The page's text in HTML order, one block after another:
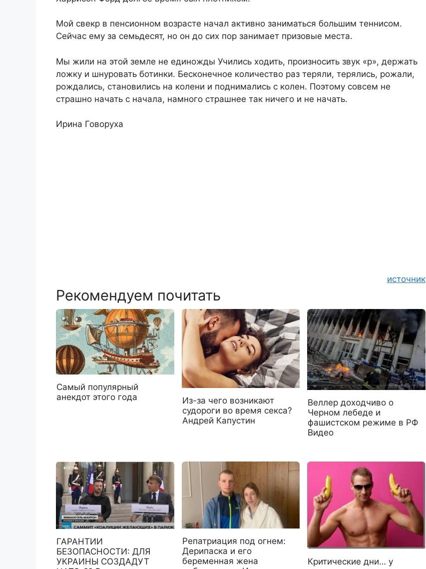
Мой свекр в пенсионном возрасте начал активно заниматься большим теннисом.
Сейчас ему за семьдесят, но он до сих пор занимает призовые места.
Мы жили на этой земле не единожды Учились ходить, произносить звук «р», держать
ложку и шнуровать ботинки. Бесконечное количество раз теряли, терялись, рожали,
рождались, становились на колени и поднимались с колен. Поэтому совсем не
страшно начать с начала, намного страшнее так ничего и не начать.
Ирина Говоруха
источник
Рекомендуем почитать
Самый популярный
анекдот этого года
Из-за чего возникают
судороги во время секса?
Андрей Капустин
Веллер доходчиво о
Черном лебеде и
фашистском режиме в РФ
Видео
ГАРАНТИИ
БЕЗОПАСНОСТИ: ДЛЯ
УКРАИНЫ СОЗДАДУТ
Репатриация под огнем:
Дерипаска и его
беременная жена
Критические дни… у